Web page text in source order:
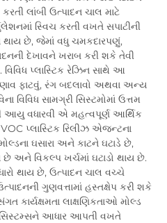
લાંબી ઉત્પાદન ચાલ માટે
સ્વિચ કરતી વખતે સપાટીની
થાય છે, જેમાં વધુ ચમકદારપણું,
દેખાવને ખરાબ કરી શકે તેવી
પ્લાસ્ટિક રેઝિન સાથે આ
ફાટવું, રંગ બદલાવો અથવા અન્ય
વિવિધ સામગ્રી સિસ્ટમોમાં ઉત્તમ
આયુ વધારવી એ મહત્વપૂર્ણ આર્થિક
પ્લાસ્ટિક રિલીઝ એજન્ટના
ઘસારા અને કાટને ઘટાડે છે,
અને વિકલ્પ ખર્ચમાં ઘટાડો થાય છે.
થાય છે, ઉત્પાદન ચાલ વચ્ચે
ગુણવત્તામાં હસ્તક્ષેપ કરી શકે
કાર્યક્ષમતા લાક્ષણિકતાઓ મોલ્ડ
સિસ્ટમ્સને આધાર આપતી વખતે